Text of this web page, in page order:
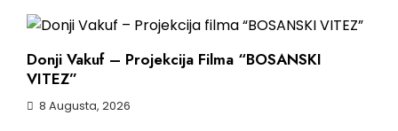
Donji Vakuf – Projekcija Filma “BOSANSKI
VITEZ”
8 Augusta, 2026